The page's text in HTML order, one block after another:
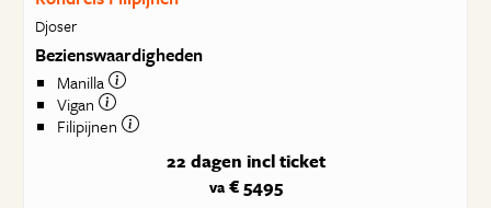
Djoser
Bezienswaardigheden
Manilla
Vigan
Filipijnen
22 dagen incl ticket
va€ 5495